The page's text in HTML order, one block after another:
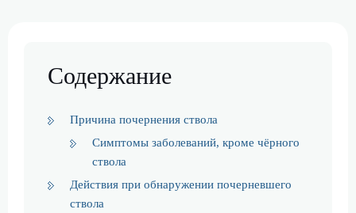
Содержание
Причина почернения ствола
Симптомы заболеваний, кроме чёрного
ствола
Действия при обнаружении почерневшего
ствола